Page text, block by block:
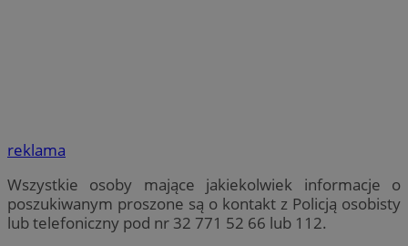
reklama
Wszystkie osoby mające jakiekolwiek informacje o
poszukiwanym proszone są o kontakt z Policją osobisty
lub telefoniczny pod nr 32 771 52 66 lub 112.